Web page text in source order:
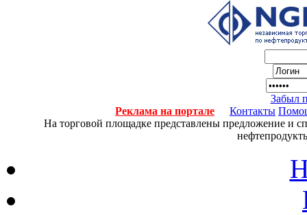
Забыл
Реклама на портале
Контакты
На торговой площадке представлены предложение и